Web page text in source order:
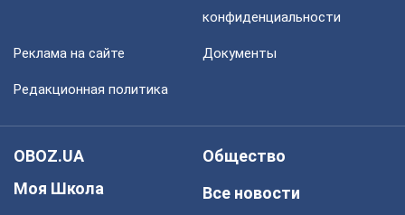
конфиденциальности
Реклама на сайте Документы
Редакционная политика
OBOZ.UA
Моя Школа
Общество
Все новости